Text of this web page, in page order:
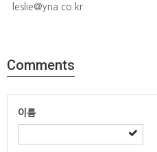
leslie@yna.co.kr
Comments
이름